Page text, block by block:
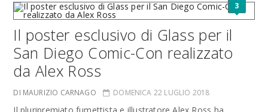
3
Il poster esclusivo di Glass per il
San Diego Comic-Con realizzato
da Alex Ross
DI MAURIZIO CARNAGO DOMENICA 22 LUGLIO 2018